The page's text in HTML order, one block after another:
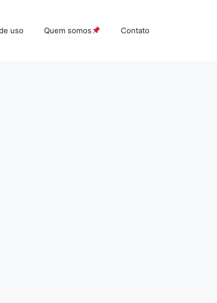
uso Quem somos Contato